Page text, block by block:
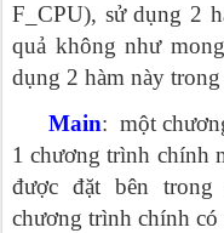
F_CPU), sử dụng 2
quả không như
dụng 2 hàm này
Main: một
1 chương trình chính
được đặt bên
chương trình chính có